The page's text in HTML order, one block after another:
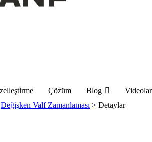
Çözüm Blog Videolar
Değişken Valf Zamanlaması > Detaylar